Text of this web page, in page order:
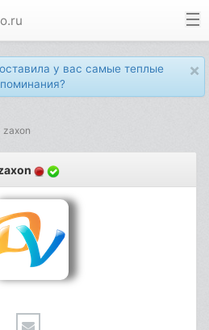
×
у вас самые теплые
zaxon